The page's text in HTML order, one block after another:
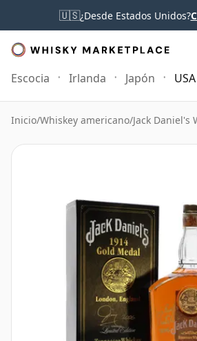
🇺🇸¿Desde Estados Unidos?
Escocia Irlanda Japón USA
Inicio/Whiskey americano/Jack Daniel's